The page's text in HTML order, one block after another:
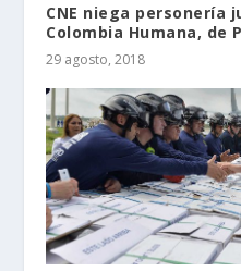
CNE niega personería
Colombia Humana, de
29 agosto, 2018